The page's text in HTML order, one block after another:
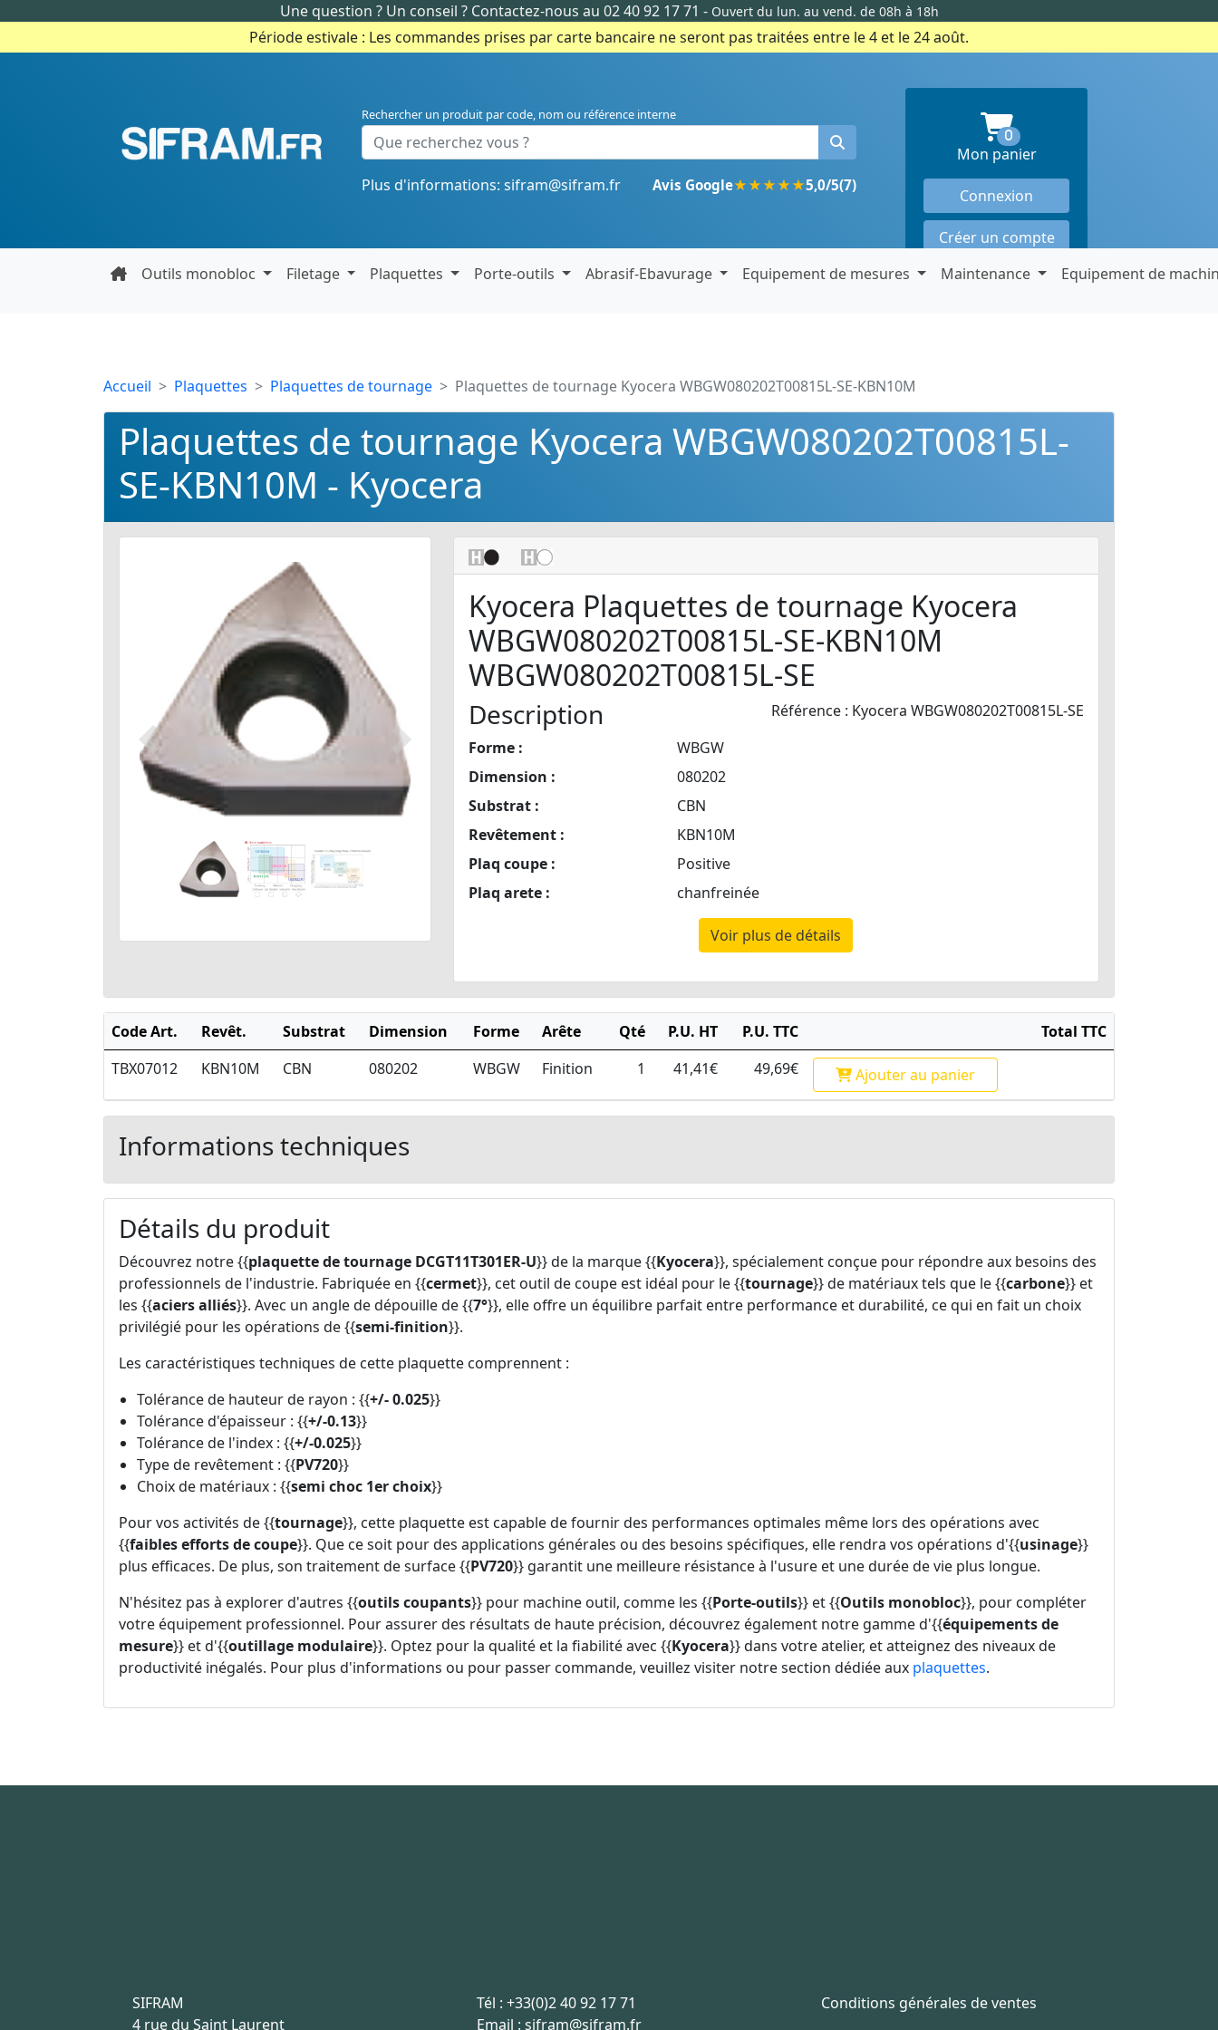
Une question ? Un conseil ?Contactez-nous au 02 40 92 17 71 - Ouvert du lun. au vend. de 08h à 18h
Période estivale : Les commandes prises par carte bancaire ne seront pas traitées entre le 4 et le 24 août.
Rechercher un produit par code, nom ou référence interne
Plus d'informations: sifram@sifram.fr Avis Google★★★★★5,0/5(7)
0produits en panier
Mon panier
Connexion
Créer un compte
Outils monobloc
Filetage Plaquettes Porte-outils Abrasif-Ebavurage Equipement de mesures Maintenance Equipement de
Accueil Plaquettes Plaquettes de tournage Plaquettes de tournage Kyocera WBGW080202T00815L-SE-KBN10M
Plaquettes de tournage Kyocera WBGW080202T00815L-
SE-KBN10M - Kyocera
Précédent Suivant
Kyocera Plaquettes de tournage Kyocera
WBGW080202T00815L-SE-KBN10M
WBGW080202T00815L-SE
Référence : Kyocera WBGW080202T00815L-SE
Description
Forme :
WBGW
Dimension :
080202
Substrat :
CBN
Revêtement :
KBN10M
Plaq coupe :
Positive
Plaq arete :
chanfreinée
Voir plus de détails
Code Art. Revêt. Substrat Dimension Forme Arête Qté P.U. HT P.U. TTC
Total TTC
TBX07012
KBN10M CBN 080202 WBGW Finition 1 41,41€ 49,69€ Ajouterau panier
Informations techniques
Détails du produit
Découvrez notre {{plaquette de tournage DCGT11T301ER-U}} de la marque {{Kyocera}}, spécialement conçue pour répondre aux besoins des
professionnels de l'industrie. Fabriquée en {{cermet}}, cet outil de coupe est idéal pour le {{tournage}} de matériaux tels que le {{carbone}} et
les {{aciers alliés}}. Avec un angle de dépouille de {{7°}}, elle offre un équilibre parfait entre performance et durabilité, ce qui en fait un choix
privilégié pour les opérations de {{semi-finition}}.
Les caractéristiques techniques de cette plaquette comprennent :
Tolérance de hauteur de rayon : {{+/- 0.025}}
Tolérance d'épaisseur : {{+/-0.13}}
Tolérance de l'index : {{+/-0.025}}
Type de revêtement : {{PV720}}
Choix de matériaux : {{semi choc 1er choix}}
Pour vos activités de {{tournage}}, cette plaquette est capable de fournir des performances optimales même lors des opérations avec
{{faibles efforts de coupe}}. Que ce soit pour des applications générales ou des besoins spécifiques, elle rendra vos opérations d'{{usinage}}
plus efficaces. De plus, son traitement de surface {{PV720}} garantit une meilleure résistance à l'usure et une durée de vie plus longue.
N'hésitez pas à explorer d'autres {{outils coupants}} pour machine outil, comme les {{Porte-outils}} et {{Outils monobloc}}, pour compléter
votre équipement professionnel. Pour assurer des résultats de haute précision, découvrez également notre gamme d'{{équipements de
mesure}} et d'{{outillage modulaire}}. Optez pour la qualité et la fiabilité avec {{Kyocera}} dans votre atelier, et atteignez des niveaux de
productivité inégalés. Pour plus d'informations ou pour passer commande, veuillez visiter notre section dédiée aux plaquettes.
SIFRAM
4 rue du Saint Laurent
Tél : +33(0)2 40 92 17 71
Email : sifram@sifram.fr
Conditions générales de ventes